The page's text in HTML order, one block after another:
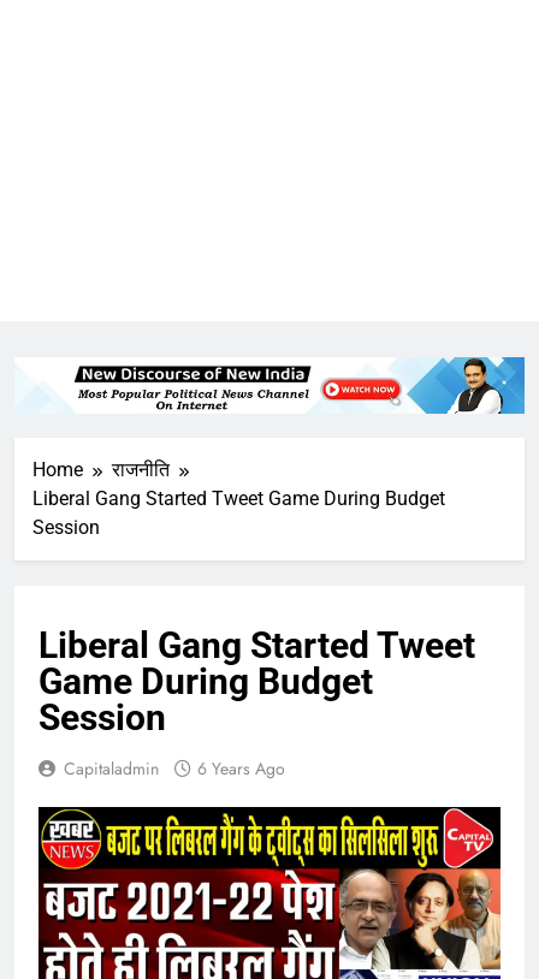
Home
राजनीति
Liberal Gang Started Tweet Game During Budget
Session
Liberal Gang Started Tweet
Game During Budget
Session
Capitaladmin 6 Years Ago